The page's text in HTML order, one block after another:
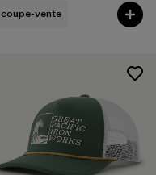
coupe-vente